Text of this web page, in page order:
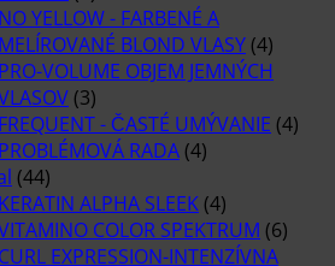
NO YELLOW - FARBENÉ A
MELÍROVANÉ BLOND VLASY (4)
PRO-VOLUME OBJEM JEMNÝCH
(3)
FREQUENT - ČASTÉ UMÝVANIE (4)
PROBLÉMOVÁ RADA (4)
(44)
KERATIN ALPHA SLEEK (4)
COLOR SPEKTRUM (6)
CURL EXPRESSION-INTENZÍVNA